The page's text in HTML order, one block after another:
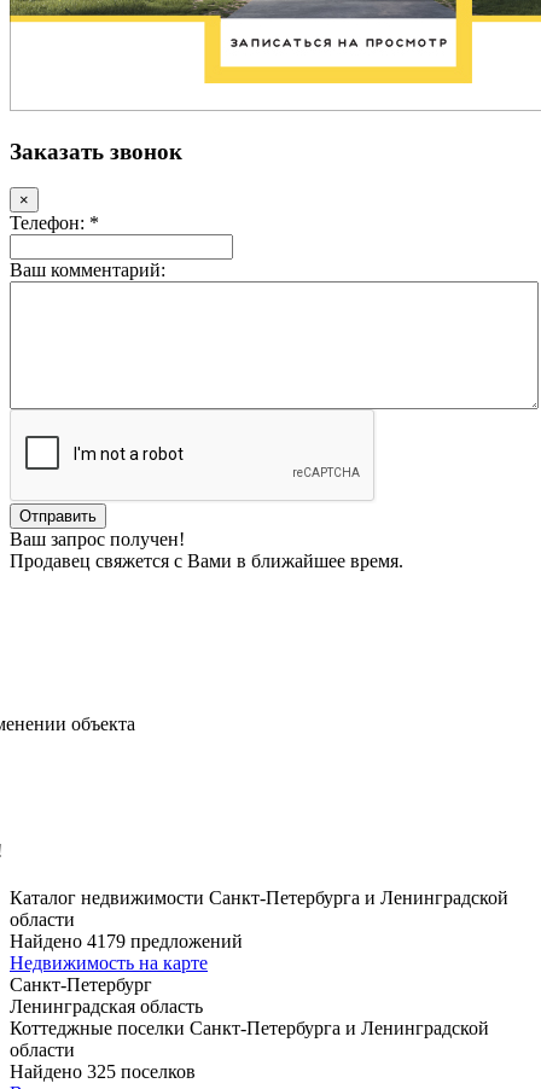
Заказать звонок
×
Телефон: *
Ваш комментарий:
Ваш запрос получен!
Продавец свяжется с Вами в ближайшее время.
объекта
Каталог недвижимости Санкт-Петербурга и Ленинградской
области
Найдено 4179 предложений
Недвижимость на карте
Санкт-Петербург
Ленинградская область
Коттеджные поселки Санкт-Петербурга и Ленинградской
области
Найдено 325 поселков